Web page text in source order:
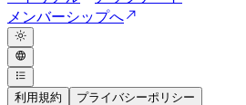
メンバーシップへnorth_east
light_mode
language
format_list_bulleted
利用規約 プライバシーポリシー